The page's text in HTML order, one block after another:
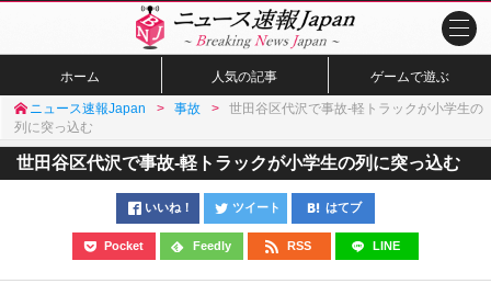
ホーム 人気の記事 ゲームで遊ぶ
ニュース速報Japan 事故
世田谷区代沢で事故-軽トラックが小学生の
列に突っ込む
世田谷区代沢で事故-軽トラックが小学生の列に突っ込む
いいね！ ツイート はてブ
Pocket Feedly RSS LINE